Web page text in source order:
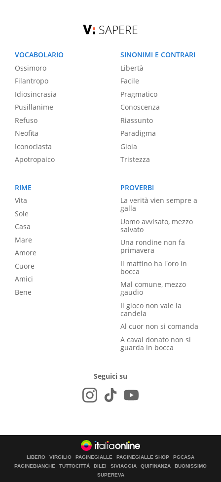
SAPERE
VOCABOLARIO
Ossimoro
Filantropo
Idiosincrasia
Pusillanime
Refuso
Neofita
Iconoclasta
Apotropaico
SINONIMI E CONTRARI
Libertà
Facile
Pragmatico
Conoscenza
Riassunto
Paradigma
Gioia
Tristezza
RIME
Vita
Sole
Casa
Mare
Amore
Cuore
Amici
Bene
PROVERBI
La verità vien sempre a
galla
Uomo avvisato, mezzo
salvato
Una rondine non fa
primavera
Il mattino ha l'oro in
bocca
Mal comune, mezzo
gaudio
Il gioco non vale la
candela
Al cuor non si comanda
A caval donato non si
guarda in bocca
Seguici su
LIBERO VIRGILIO PAGINEGIALLE PAGINEGIALLE SHOP
PGCASA
PAGINEBIANCHE
TUTTOCITTÀ DILEI SIVIAGGIA QUIFINANZA
BUONISSIMO
SUPEREVA